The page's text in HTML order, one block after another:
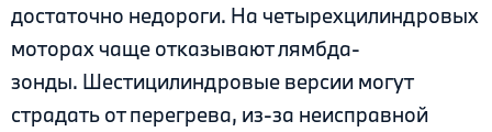
достаточно недороги. На четырехцилиндровых
моторах чаще отказывают лямбда-
зонды. Шестицилиндровые версии могут
страдать от перегрева, из-за неисправной